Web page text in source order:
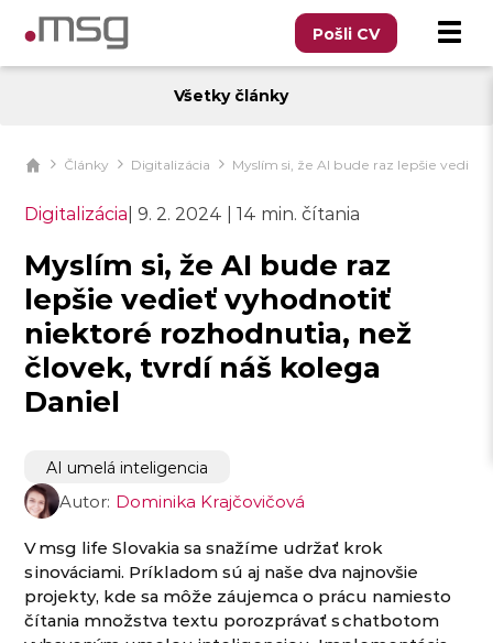
Pošli CV
Všetky články
Články Digitalizácia Myslím si, že AI bude raz lepšie
Digitalizácia| 9. 2. 2024 | 14 min. čítania
Myslím si, že AI bude raz
lepšie vedieť vyhodnotiť
niektoré rozhodnutia, než
človek, tvrdí náš kolega
Daniel
Autor: Dominika Krajčovičová
AI umelá inteligencia
V msg life Slovakia sa snažíme udržať krok
s inováciami. Príkladom sú aj naše dva najnovšie
projekty, kde sa môže záujemca o prácu namiesto
čítania množstva textu porozprávať s chatbotom